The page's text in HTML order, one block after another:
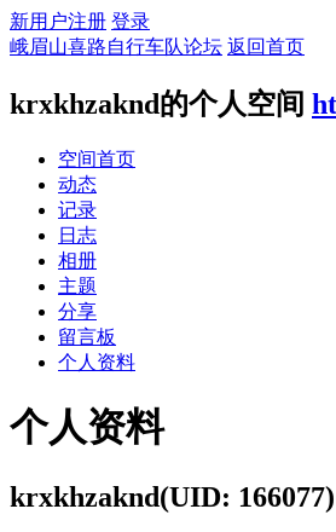
新用户注册 登录
峨眉山喜路自行车队论坛 返回首页
krxkhzaknd的个人空间
空间首页
动态
记录
日志
相册
主题
分享
留言板
个人资料
个人资料
krxkhzaknd(UID: 166077)